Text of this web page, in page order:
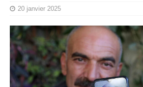
20 janvier 2025